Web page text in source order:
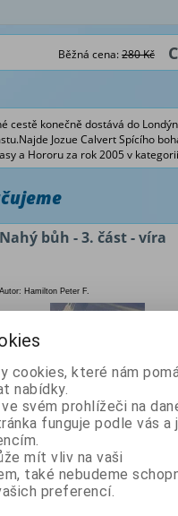
Běžná cena:280 Kč
cestě konečně dostává do
Jozue Calvert Spícího
a Hororu za rok 2005 v
Nahý bůh - 3. část - víra
Autor: Hamilton Peter F.
189 Kč
cookies, které nám
nabídky.
svém prohlížeči na
funguje podle vás a
mít vliv na vaši
také nebudeme
preferencí.